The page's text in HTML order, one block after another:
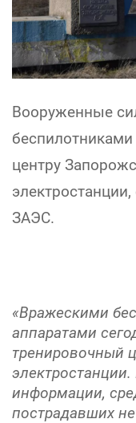
Вооруженные
центру
ЗАЭС.
«Вражескими
аппаратами
тренировочный
информации,
пострадавших